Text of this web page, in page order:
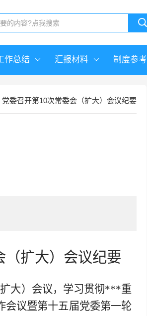
作总结 汇报材料 制度参考
委召开第10次常委会（扩大）会议纪要
（扩大）会议纪要
大）会议，学习贯彻***重
会议暨第十五届党委第一轮